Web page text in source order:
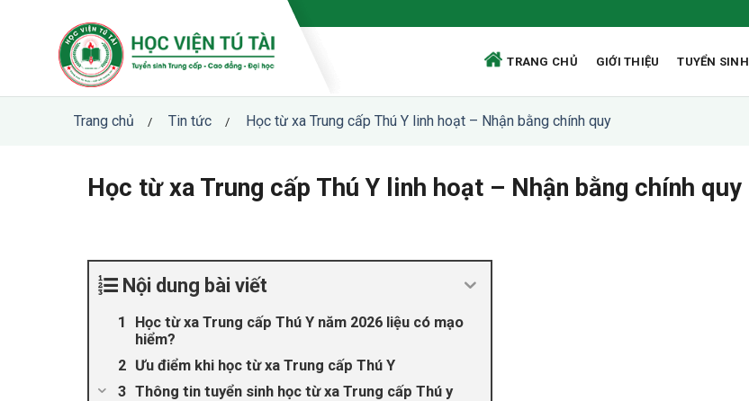
TRANG CHỦ GIỚI THIỆU TUYỂN SINH
Trang chủ / Tin tức / Học từ xa Trung cấp Thú Y linh hoạt – Nhận bằng chính quy
Học từ xa Trung cấp Thú Y linh hoạt – Nhận bằng chính quy
Nội dung bài viết
Học từ xa Trung cấp Thú Y năm 2026 liệu có mạo
hiểm?
Ưu điểm khi học từ xa Trung cấp Thú Y
Thông tin tuyển sinh học từ xa Trung cấp Thú y